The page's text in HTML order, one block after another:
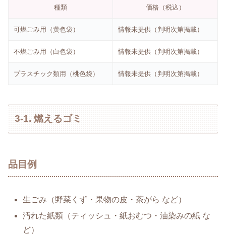
種類 価格（税込）
可燃ごみ用（黄色袋） 情報未提供（判明次第掲載）
不燃ごみ用（白色袋） 情報未提供（判明次第掲載）
プラスチック類用（桃色袋） 情報未提供（判明次第掲載）
3-1. 燃えるゴミ
品目例
生ごみ（野菜くず・果物の皮・茶がら など）
汚れた紙類（ティッシュ・紙おむつ・油染みの紙 な
ど）